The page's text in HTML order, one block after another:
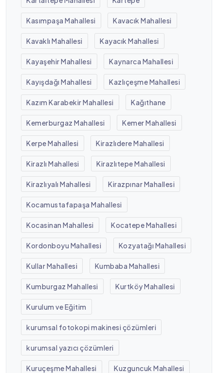
Kasımpaşa Mahallesi Kavacık Mahallesi
Kavaklı Mahallesi Kayacık Mahallesi
Kayaşehir Mahallesi Kaynarca Mahallesi
Kayışdağı Mahallesi Kazlıçeşme Mahallesi
Kazım Karabekir Mahallesi Kağıthane
Kemerburgaz Mahallesi Kemer Mahallesi
Kerpe Mahallesi Kirazlıdere Mahallesi
Kirazlı Mahallesi Kirazlıtepe Mahallesi
Kirazlıyalı Mahallesi Kirazpınar Mahallesi
Kocamustafapaşa Mahallesi
Kocasinan Mahallesi Kocatepe Mahallesi
Kordonboyu Mahallesi Kozyatağı Mahallesi
Kullar Mahallesi Kumbaba Mahallesi
Kumburgaz Mahallesi Kurtköy Mahallesi
Kurulum ve Eğitim
kurumsal fotokopi makinesi çözümleri
kurumsal yazıcı çözümleri
Kuruçeşme Mahallesi Kuzguncuk Mahallesi